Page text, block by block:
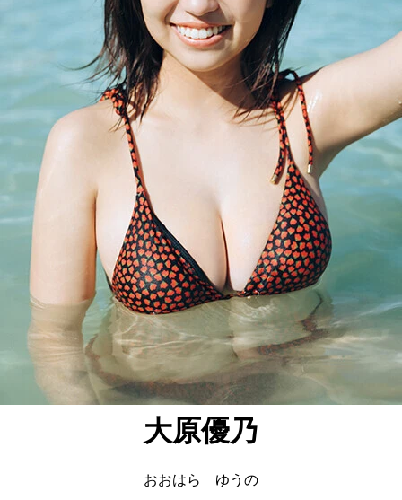
大原優乃
おおはら ゆうの